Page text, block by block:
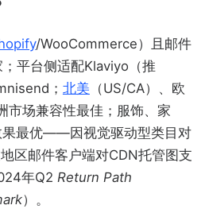
/WooCommerce）且邮件
平台侧适配Klaviyo（推
； 北美 （US/CA）、欧
市场兼容性最佳；服饰、家
果最优——因视觉驱动型类目对
区邮件客户端对CDN托管图支
年Q2 Return Path
）。